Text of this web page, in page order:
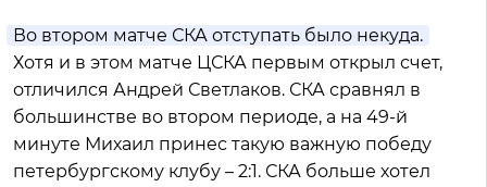
Во втором матче СКА отступать было некуда.
Хотя и в этом матче ЦСКА первым открыл счет,
отличился Андрей Светлаков. СКА сравнял в
большинстве во втором периоде, а на 49-й
минуте Михаил принес такую важную победу
петербургскому клубу – 2:1. СКА больше хотел